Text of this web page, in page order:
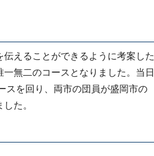
えることができるように考案した
無二のコースとなりました。当日
スを回り、両市の団員が盛岡市の
た。